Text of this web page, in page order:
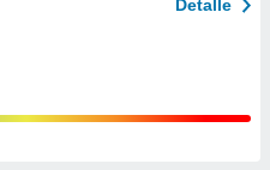
Detalle